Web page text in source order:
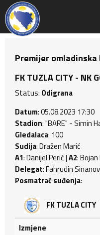
Premijer
FK TUZLA CITY - NK
Status: Odigrana
Datum: 05.08.2023 17:30
Stadion: "BARE" - Simin
Gledalaca: 100
Sudija: Dražen Marić
A1: Danijel Perić |A2:
Delegat: Fahrudin
Posmatrač suđenja:
FK TUZLA CITY
Izmjene